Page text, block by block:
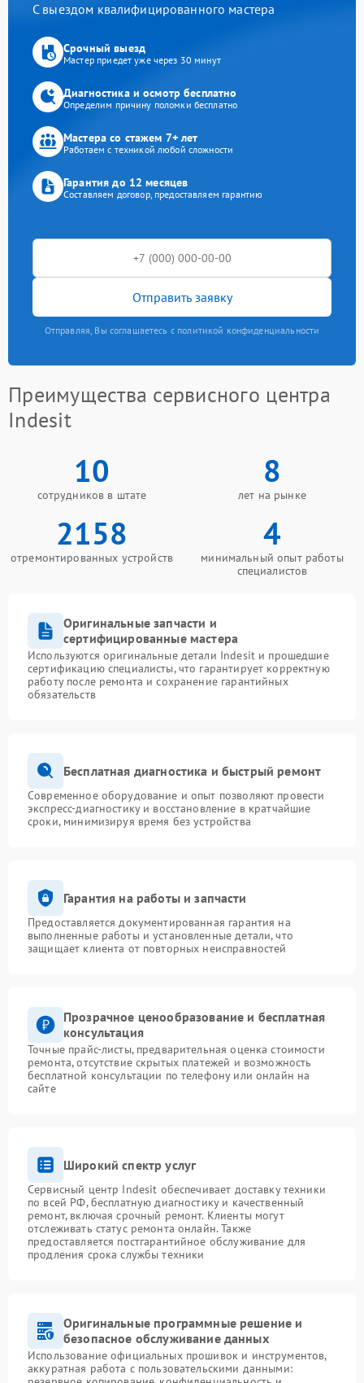
С выездом квалифицированного мастера
Срочный выезд
Мастер приедет уже через 30 минут
Диагностика и осмотр бесплатно
Определим причину поломки бесплатно
Мастера со стажем 7+ лет
Работаем с техникой любой сложности
Гарантия до 12 месяцев
Составляем договор, предоставляем гарантию
Отправить заявку
Отправляя, Вы соглашаетесь с политикой конфиденциальности
Преимущества сервисного центра
Indesit
10
сотрудников в штате
8
лет на рынке
2158
отремонтированных устройств
4
минимальный опыт работы
специалистов
Оригинальные запчасти и
сертифицированные мастера
Используются оригинальные детали Indesit и прошедшие
сертификацию специалисты, что гарантирует корректную
работу после ремонта и сохранение гарантийных
обязательств
Бесплатная диагностика и быстрый ремонт
Современное оборудование и опыт позволяют провести
экспресс-диагностику и восстановление в кратчайшие
сроки, минимизируя время без устройства
Гарантия на работы и запчасти
Предоставляется документированная гарантия на
выполненные работы и установленные детали, что
защищает клиента от повторных неисправностей
Прозрачное ценообразование и бесплатная
консультация
Точные прайс-листы, предварительная оценка стоимости
ремонта, отсутствие скрытых платежей и возможность
бесплатной консультации по телефону или онлайн на
сайте
Широкий спектр услуг
Сервисный центр Indesit обеспечивает доставку техники
по всей РФ, бесплатную диагностику и качественный
ремонт, включая срочный ремонт. Клиенты могут
отслеживать статус ремонта онлайн. Также
предоставляется постгарантийное обслуживание для
продления срока службы техники
Оригинальные программные решение и
безопасное обслуживание данных
Использование официальных прошивок и инструментов,
аккуратная работа с пользовательскими данными: